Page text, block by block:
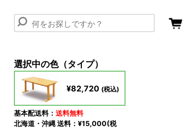
選択中の色（タイプ）
¥82,720 (税込)
基本配送料： 送料無料
北海道・沖縄 送料：¥15,000(税